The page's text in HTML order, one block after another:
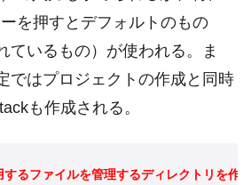
を押すとデフォルトのもの
ているもの）が使われる。ま
ではプロジェクトの作成と同時
も作成される。
するファイルを管理するディレクトリを作